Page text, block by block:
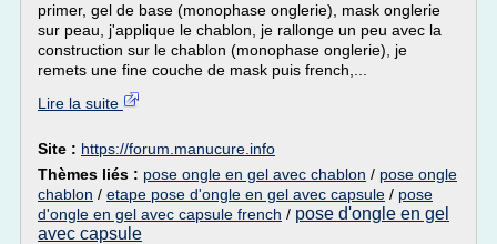
primer, gel de base (monophase onglerie), mask onglerie
sur peau, j'applique le chablon, je rallonge un peu avec la
construction sur le chablon (monophase onglerie), je
remets une fine couche de mask puis french,...
Lire la suite
Site : https://forum.manucure.info
Thèmes liés : pose ongle en gel avec chablon / pose ongle
chablon / etape pose d'ongle en gel avec capsule / pose
d'ongle en gel avec capsule french / pose d'ongle en gel
avec capsule